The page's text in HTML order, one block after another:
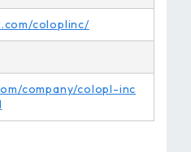
coloplinc/
company/colopl-inc